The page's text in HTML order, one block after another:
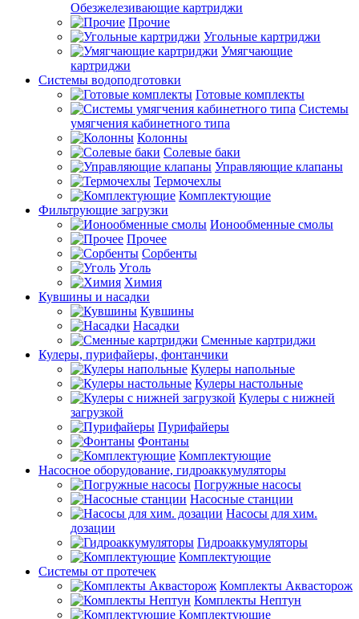
Обезжелезивающие картриджи
Прочие
Угольные картриджи
Умягчающие
картриджи
Системы водоподготовки
Готовые комплекты
Системы
умягчения кабинетного типа
Колонны
Солевые баки
Управляющие клапаны
Термочехлы
Комплектующие
Фильтрующие загрузки
Ионообменные смолы
Прочее
Сорбенты
Уголь
Химия
Кувшины и насадки
Кувшины
Насадки
Сменные картриджи
Кулеры, пурифайеры, фонтанчики
Кулеры напольные
Кулеры настольные
Кулеры с нижней
загрузкой
Пурифайеры
Фонтаны
Комплектующие
Насосное оборудование, гидроаккумуляторы
Погружные насосы
Насосные станции
Насосы для хим.
дозации
Гидроаккумуляторы
Комплектующие
Системы от протечек
Комплекты Аквасторож
Комплекты Нептун
Комплектующие